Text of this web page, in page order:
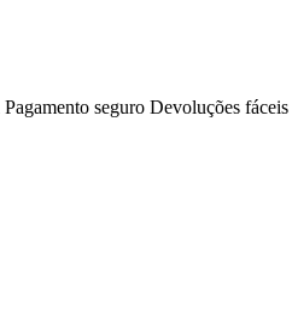
Pagamento seguro Devoluções fáceis